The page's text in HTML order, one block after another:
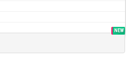
SALE
NEW